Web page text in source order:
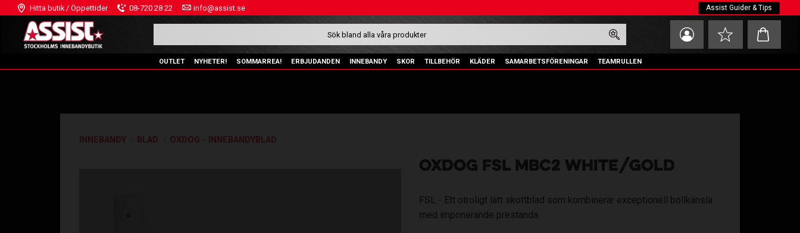
Hitta butik / Öppettider 08-720 28 22 info@assist.se Assist Guider & Tips
Favoriter
Kundvagn
OUTLET NYHETER! SOMMARREA! ERBJUDANDEN INNEBANDY SKOR TILLBEHÖR KLÄDER SAMARBETSFÖRENINGAR TEAMRULLEN
INNEBANDY BLAD OXDOG - INNEBANDYBLAD
OXDOG FSL MBC2 WHITE/GOLD
FSL - Ett otroligt lätt skottblad som kombinerar exceptionell bollkänsla
med imponerande prestanda.